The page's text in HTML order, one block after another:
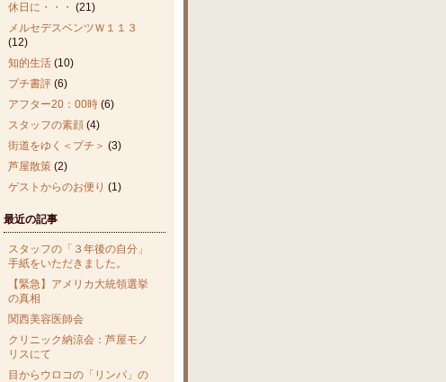
休日に・・・ (21)
メルセデスベンツＷ１１３
(12)
知的生活 (10)
プチ書評 (6)
アフター20：00時 (6)
スタッフの素顔 (4)
街道をゆく＜プチ＞ (3)
芦屋散策 (2)
ゲストからのお便り (1)
最近の記事
スタッフの「３年後の自分」
手紙をいただきました。
【緊急】アメリカ大統領選挙
の真相
関西美容医師会
クリニック納涼会：芦屋モノ
リスにて
目からウロコの「リンパ」の